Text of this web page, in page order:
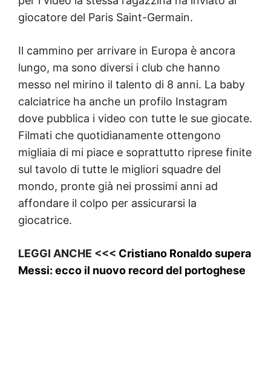
giocatore del Paris Saint-Germain.
Il cammino per arrivare in Europa è ancora
lungo, ma sono diversi i club che hanno
messo nel mirino il talento di 8 anni. La baby
calciatrice ha anche un profilo Instagram
dove pubblica i video con tutte le sue giocate.
Filmati che quotidianamente ottengono
migliaia di mi piace e soprattutto riprese finite
sul tavolo di tutte le migliori squadre del
mondo, pronte già nei prossimi anni ad
affondare il colpo per assicurarsi la
giocatrice.
LEGGI ANCHE <<< Cristiano Ronaldo supera
Messi: ecco il nuovo record del portoghese